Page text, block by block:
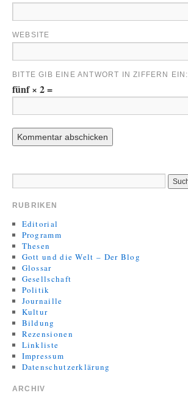
WEBSITE
BITTE GIB EINE ANTWORT IN ZIFFERN EIN:
fünf × 2 =
RUBRIKEN
Editorial
Programm
Thesen
Gott und die Welt – Der Blog
Glossar
Gesellschaft
Politik
Journaille
Kultur
Bildung
Rezensionen
Linkliste
Impressum
Datenschutzerklärung
ARCHIV